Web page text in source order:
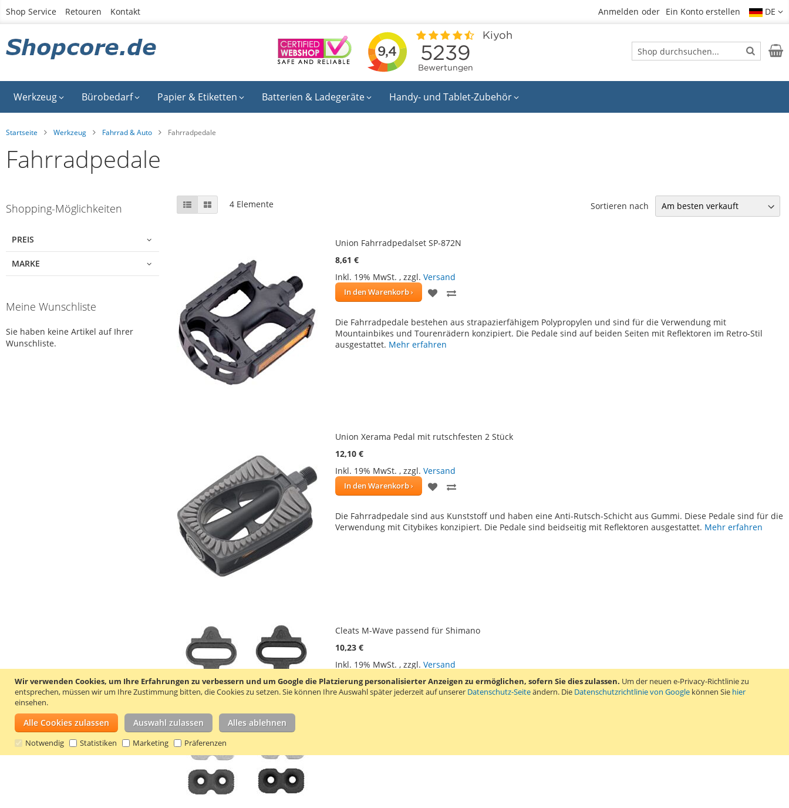
Wir verwenden Cookies, um Ihre Erfahrungen zu verbessern und um Google die Platzierung personalisierter Anzeigen zu ermöglichen, sofern Sie dies zulassen. Um der neuen e-Privacy-Richtlinie zu
entsprechen, müssen wir um Ihre Zustimmung bitten, die Cookies zu setzen.Sie können Ihre Auswahl später jederzeit auf unserer Datenschutz-Seiteändern. Die Datenschutzrichtlinie von Google können Sie hier
einsehen.
Alle Cookies zulassen Auswahl zulassen Alles ablehnen
Notwendig Statistiken Marketing Präferenzen
Zum
Shop Service Retouren Kontakt Anmelden Ein Konto erstellen DE
Suche
Suche
Werkzeug Bürobedarf Papier & Etiketten Batterien & Ladegeräte Handy- und Tablet-Zubehör
Startseite Werkzeug Fahrrad & Auto Fahrradpedale
Fahrradpedale
to
list
Shopping-Möglichkeiten
PREIS
MARKE
Anzeigen
als
ListeListe 4Elemente Sortieren nach
Union Fahrradpedalset SP-872N
8,61 €
Inkl. 19% MwSt. , zzgl. Versand
In den Warenkorb
ZUR
HINZUFÜGEN
HINZUFÜGEN
Die Fahrradpedale bestehen aus strapazierfähigem Polypropylen und sind für die Verwendung mit
Mountainbikes und Tourenrädern konzipiert. Die Pedale sind auf beiden Seiten mit Reflektoren im Retro-Stil
ausgestattet. Mehr erfahren
Union Xerama Pedal mit rutschfesten 2 Stück
12,10 €
Inkl. 19% MwSt. , zzgl. Versand
In den Warenkorb
ZUR
HINZUFÜGEN
HINZUFÜGEN
Die Fahrradpedale sind aus Kunststoff und haben eine Anti-Rutsch-Schicht aus Gummi. Diese Pedale sind für die
Verwendung mit Citybikes konzipiert. Die Pedale sind beidseitig mit Reflektoren ausgestattet. Mehr erfahren
Cleats M-Wave passend für Shimano
10,23 €
Inkl. 19% MwSt. , zzgl. Versand
In den Warenkorb
ZUR
WUNSCHLISTE
ZUR
VERGLEICHSLISTE
Meine Wunschliste
Sie haben keine Artikel auf Ihrer
Wunschliste.